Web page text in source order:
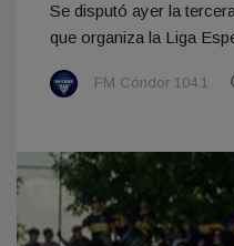
Se disputó ayer la
que organiza la Liga
FM Cóndor 104.1